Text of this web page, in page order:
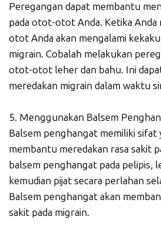
Peregangan dapat membantu
pada otot-otot Anda. Ketika
otot Anda akan mengalami
migrain. Cobalah melakukan
otot-otot leher dan bahu. Ini
meredakan migrain dalam waktu
5. Menggunakan Balsem
Balsem penghangat memiliki sifat
membantu meredakan rasa sakit
balsem penghangat pada pelipis,
kemudian pijat secara perlahan
Balsem penghangat akan
sakit pada migrain.